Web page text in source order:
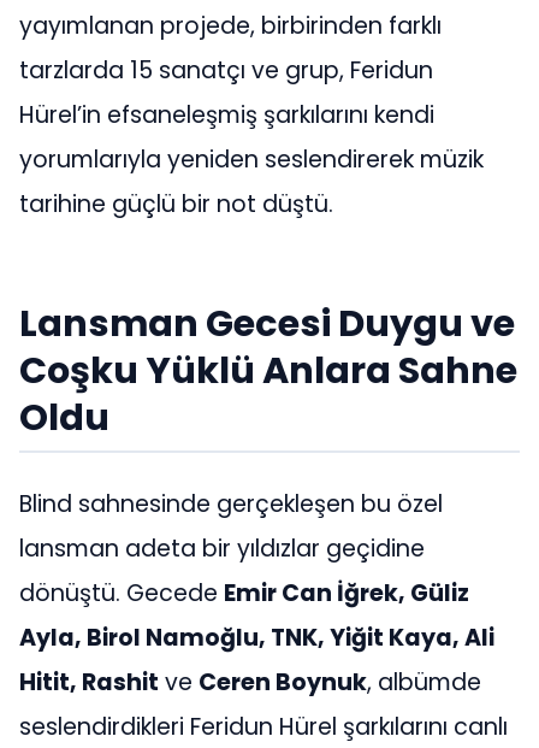
yayımlanan projede, birbirinden farklı
tarzlarda 15 sanatçı ve grup, Feridun
Hürel’in efsaneleşmiş şarkılarını kendi
yorumlarıyla yeniden seslendirerek müzik
tarihine güçlü bir not düştü.
Lansman Gecesi Duygu ve
Coşku Yüklü Anlara Sahne
Oldu
Blind sahnesinde gerçekleşen bu özel
lansman adeta bir yıldızlar geçidine
dönüştü. Gecede Emir Can İğrek, Güliz
Ayla, Birol Namoğlu, TNK, Yiğit Kaya, Ali
Hitit, Rashit ve Ceren Boynuk, albümde
seslendirdikleri Feridun Hürel şarkılarını canlı